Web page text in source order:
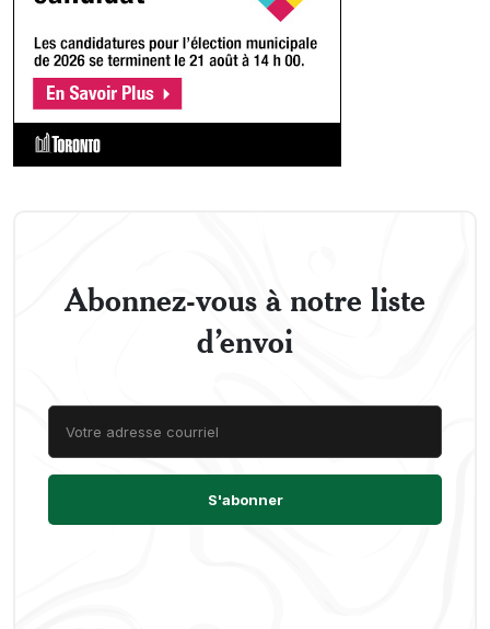
Abonnez-vous à notre liste
d’envoi